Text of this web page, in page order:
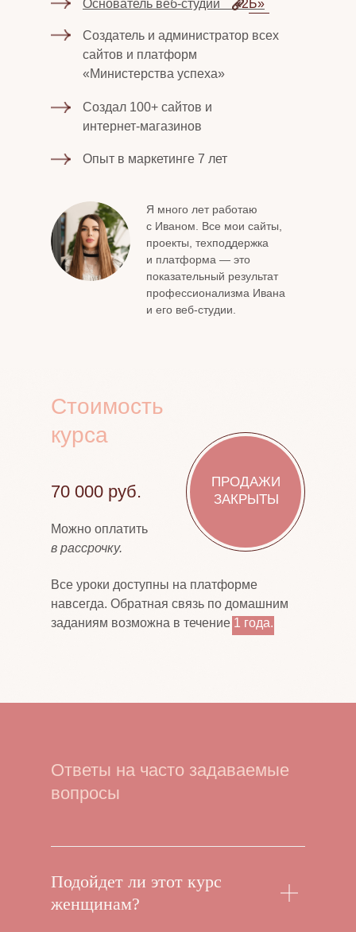
Создатель и администратор всех
сайтов и платформ
«Министерства успеха»
Создал 100+ сайтов и
интернет-магазинов
Опыт в маркетинге 7 лет
Я много лет работаю
с Иваном. Все мои сайты,
проекты, техподдержка
и платформа — это
показательный результат
профессионализма Ивана
и его веб-студии.
Основатель веб-студии «2Б»
ПРОДАЖИ
ЗАКРЫТЫ
Стоимость
курса
70 000 руб.
Все уроки доступны на платформе
навсегда. Обратная связь по домашним
заданиям возможна в течение 1 года.
Можно оплатить
в рассрочку.
Ответы на часто задаваемые
вопросы
Подойдет ли этот курс
женщинам?